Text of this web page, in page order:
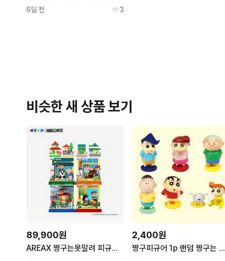
6일 전 3
비슷한 새 상품 보기
89,900원
AREAX 짱구는못말려 피규어 블럭 짱구 맹구 피규어 박스세트
2,400원
짱구피규어 1p 랜덤 짱구는 못말려 초코비 저금통